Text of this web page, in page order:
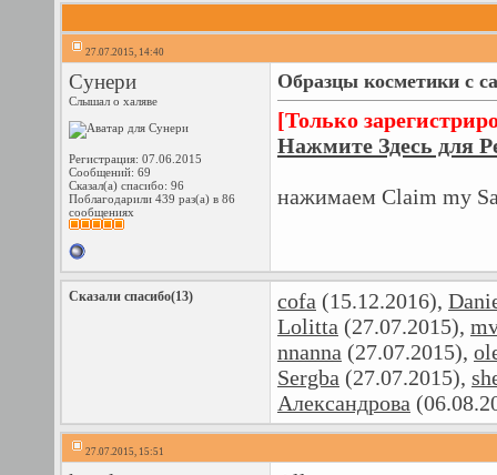
27.07.2015, 14:40
Сунери
Слышал о халяве
Регистрация: 07.06.2015
Сообщений: 69
Сказал(а) спасибо: 96
Поблагодарили 439 раз(а) в 86
сообщениях
Образцы косметики с
[Только
Нажмите Здесь для
нажимаем Claim my
Сказали спасибо(13) cofa (15.12.2016),
Lolitta (27.07.2015),
nnanna (27.07.2015),
Sergba (27.07.2015),
Александрова
27.07.2015, 15:51